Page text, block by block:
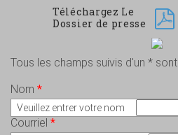
Téléchargez Le
Dossier de presse
Tous les champs suivis d'un * sont
Nom *
Veuillez entrer votre nom
Courriel *